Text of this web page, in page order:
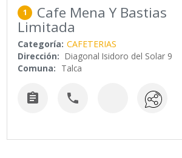
1 Cafe Mena Y Bastias
Limitada
Categoría: CAFETERIAS
Dirección: Diagonal Isidoro del Solar 9
Comuna: Talca
 